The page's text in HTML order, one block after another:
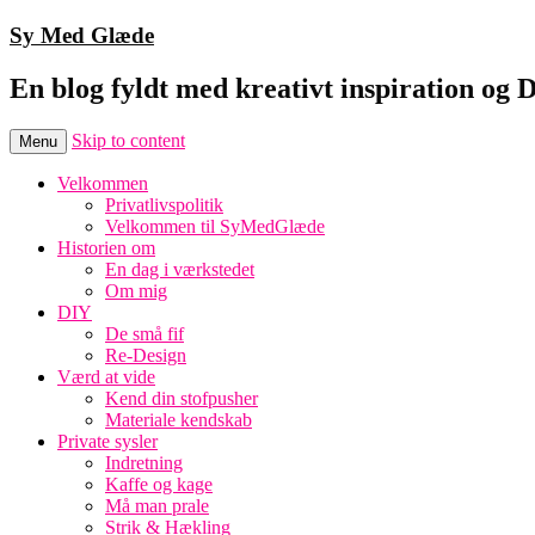
Sy Med Glæde
En blog fyldt med kreativt inspiration og
Menu Skip to content
Velkommen
Privatlivspolitik
Velkommen til SyMedGlæde
Historien om
En dag i værkstedet
Om mig
DIY
De små fif
Re-Design
Værd at vide
Kend din stofpusher
Materiale kendskab
Private sysler
Indretning
Kaffe og kage
Må man prale
Strik & Hækling